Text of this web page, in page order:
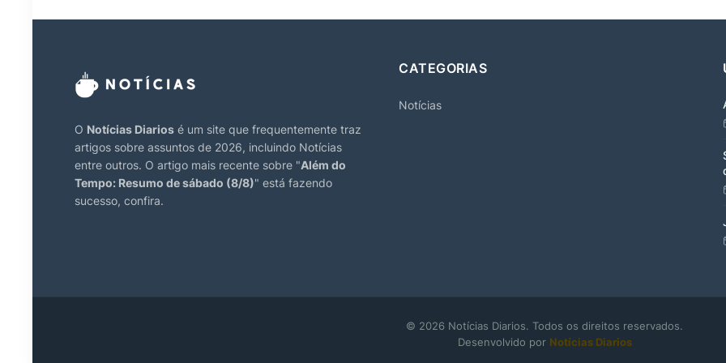
O Notícias Diarios é um site que frequentemente traz
artigos sobre assuntos de 2026, incluindo Notícias
entre outros. O artigo mais recente sobre "Além do
Tempo: Resumo de sábado (8/8)" está fazendo
sucesso, confira.
CATEGORIAS
Notícias
© 2026 Notícias Diarios. Todos os direitos reservados.
Desenvolvido por Notícias Diarios